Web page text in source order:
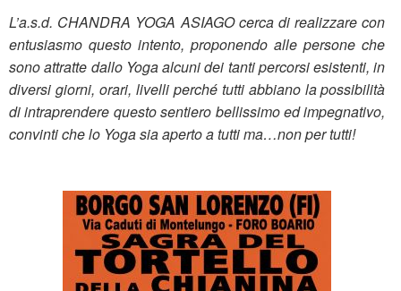
L’a.s.d. CHANDRA YOGA ASIAGO cerca di realizzare con
entusiasmo questo intento, proponendo alle persone che
sono attratte dallo Yoga alcuni dei tanti percorsi esistenti, in
diversi giorni, orari, livelli perché tutti abbiano la possibilità
di intraprendere questo sentiero bellissimo ed impegnativo,
convinti che lo Yoga sia aperto a tutti ma…non per tutti!